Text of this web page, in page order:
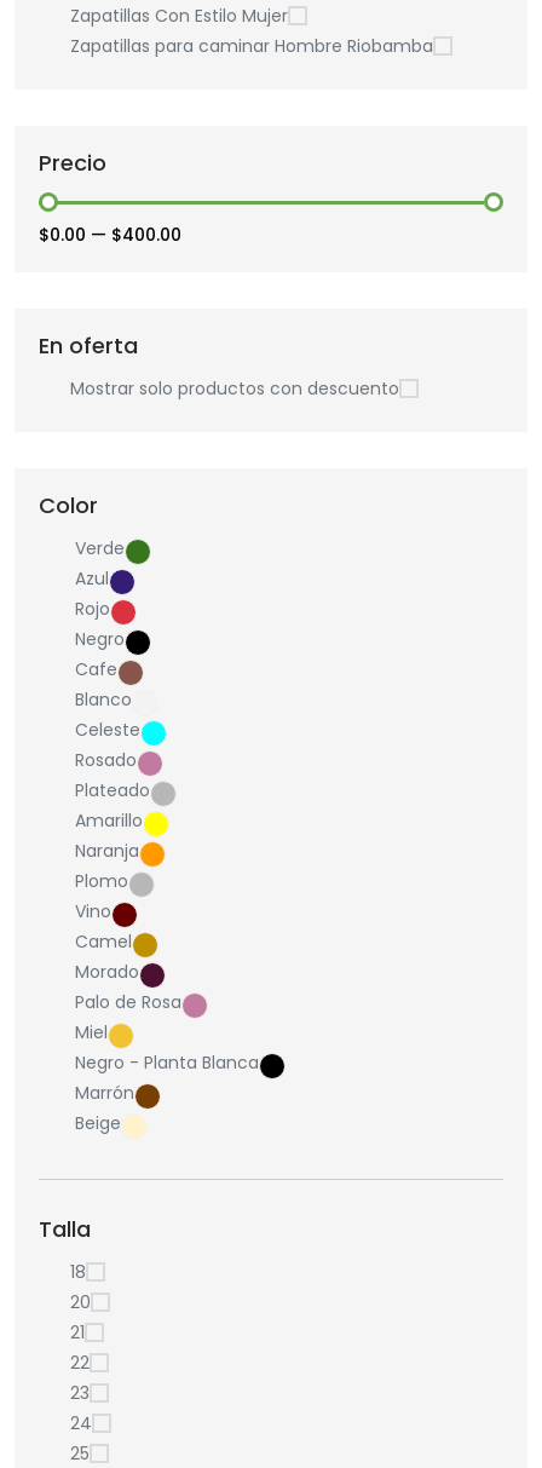
Zapatillas Con Estilo Mujer
Zapatillas para caminar Hombre Riobamba
Precio
$0.00 — $400.00
En oferta
Mostrar solo productos con descuento
Color
Verde
Azul
Rojo
Negro
Cafe
Blanco
Celeste
Rosado
Plateado
Amarillo
Naranja
Plomo
Vino
Camel
Morado
Palo de Rosa
Miel
Negro - Planta Blanca
Marrón
Beige
Talla
18
20
21
22
23
24
25